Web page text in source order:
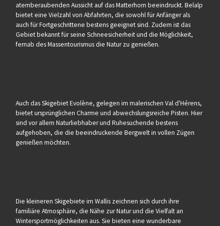
atemberaubenden Aussicht auf das Matterhorn beeindruckt. Belalp
bietet eine Vielzahl von Abfahrten, die sowohl für Anfänger als
auch für Fortgeschrittene bestens geeignet sind. Zudem ist das
Gebiet bekannt für seine Schneesicherheit und die Möglichkeit,
fernab des Massentourismus die Natur zu genießen.
Auch das Skigebiet Evolène, gelegen im malerischen Val d'Hérens,
bietet ursprünglichen Charme und abwechslungsreiche Pisten. Hier
sind vor allem Naturliebhaber und Ruhesuchende bestens
aufgehoben, die die beeindruckende Bergwelt in vollen Zügen
genießen möchten.
Die kleineren Skigebiete im Wallis zeichnen sich durch ihre
familiäre Atmosphäre, die Nähe zur Natur und die Vielfalt an
Wintersportmöglichkeiten aus. Sie bieten eine wunderbare